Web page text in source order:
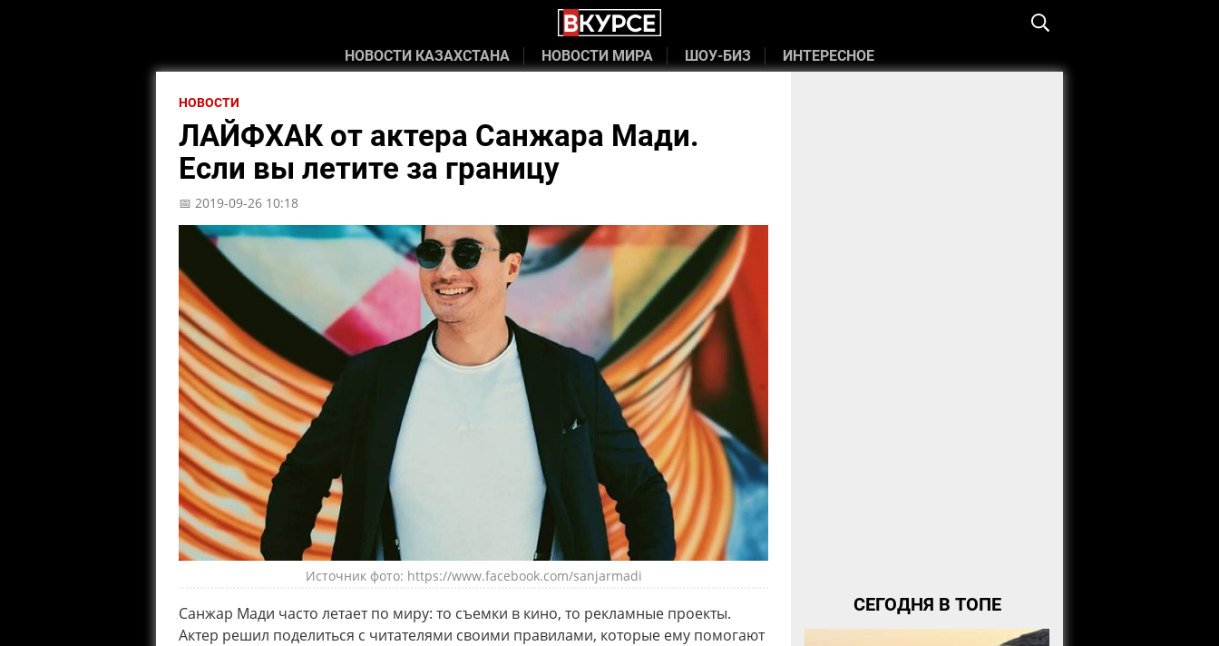
НОВОСТИ КАЗАХСТАНА НОВОСТИ МИРА ШОУ-БИЗ ИНТЕРЕСНОЕ
НОВОСТИ
ЛАЙФХАК от актера Санжара Мади.
Если вы летите за границу
📅 2019-09-26 10:18
Источник фото: https://www.facebook.com/sanjarmadi
Санжар Мади часто летает по миру: то съемки в кино, то рекламные проекты.
Актер решил поделиться с читателями своими правилами, которые ему помогают
СЕГОДНЯ В ТОПЕ